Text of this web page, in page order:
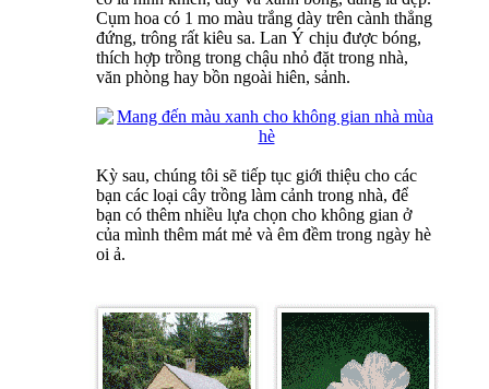
Cụm hoa có 1 mo màu trắng dày trên cành thẳng
đứng, trông rất kiêu sa. Lan Ý chịu được bóng,
thích hợp trồng trong chậu nhỏ đặt trong nhà,
văn phòng hay bồn ngoài hiên, sảnh.
Kỳ sau, chúng tôi sẽ tiếp tục giới thiệu cho các
bạn các loại cây trồng làm cảnh trong nhà, để
bạn có thêm nhiều lựa chọn cho không gian ở
của mình thêm mát mẻ và êm đềm trong ngày hè
oi ả.